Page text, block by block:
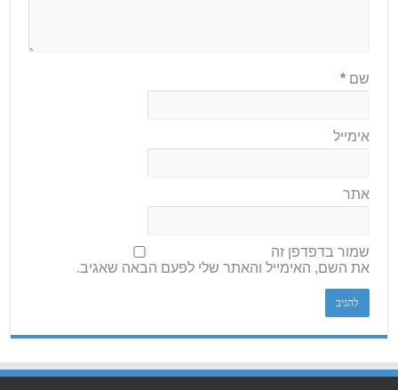
שם*
אימייל
אתר
שמור בדפדפן זה
את השם, האימייל והאתר שלי לפעם הבאה שאגיב.